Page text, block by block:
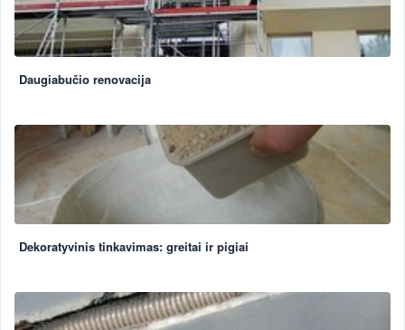
Daugiabučio renovacija
Dekoratyvinis tinkavimas: greitai ir pigiai